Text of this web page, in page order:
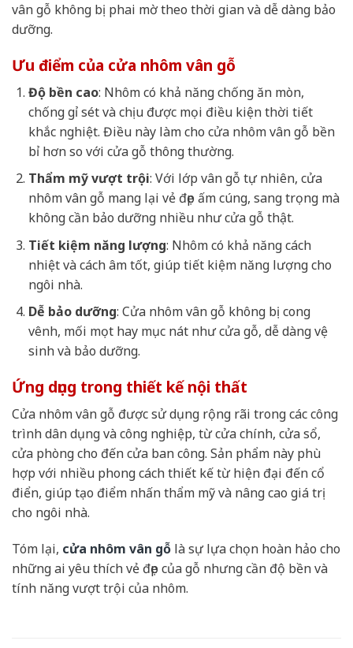
vân gỗ không bị phai mờ theo thời gian và dễ dàng bảo
dưỡng.
Ưu điểm của cửa nhôm vân gỗ
Độ bền cao: Nhôm có khả năng chống ăn mòn,
chống gỉ sét và chịu được mọi điều kiện thời tiết
khắc nghiệt. Điều này làm cho cửa nhôm vân gỗ bền
bỉ hơn so với cửa gỗ thông thường.
Thẩm mỹ vượt trội: Với lớp vân gỗ tự nhiên, cửa
nhôm vân gỗ mang lại vẻ đẹp ấm cúng, sang trọng mà
không cần bảo dưỡng nhiều như cửa gỗ thật.
Tiết kiệm năng lượng: Nhôm có khả năng cách
nhiệt và cách âm tốt, giúp tiết kiệm năng lượng cho
ngôi nhà.
Dễ bảo dưỡng: Cửa nhôm vân gỗ không bị cong
vênh, mối mọt hay mục nát như cửa gỗ, dễ dàng vệ
sinh và bảo dưỡng.
Ứng dụng trong thiết kế nội thất
Cửa nhôm vân gỗ được sử dụng rộng rãi trong các công
trình dân dụng và công nghiệp, từ cửa chính, cửa sổ,
cửa phòng cho đến cửa ban công. Sản phẩm này phù
hợp với nhiều phong cách thiết kế từ hiện đại đến cổ
điển, giúp tạo điểm nhấn thẩm mỹ và nâng cao giá trị
cho ngôi nhà.
Tóm lại, cửa nhôm vân gỗ là sự lựa chọn hoàn hảo cho
những ai yêu thích vẻ đẹp của gỗ nhưng cần độ bền và
tính năng vượt trội của nhôm.